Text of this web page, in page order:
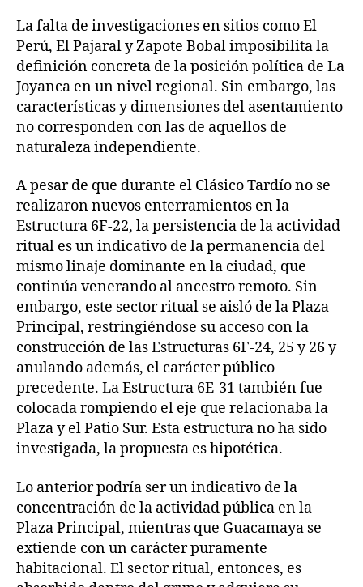
La falta de investigaciones en sitios como El
Perú, El Pajaral y Zapote Bobal imposibilita la
definición concreta de la posición política de La
Joyanca en un nivel regional. Sin embargo, las
características y dimensiones del asentamiento
no corresponden con las de aquellos de
naturaleza independiente.
A pesar de que durante el Clásico Tardío no se
realizaron nuevos enterramientos en la
Estructura 6F-22, la persistencia de la actividad
ritual es un indicativo de la permanencia del
mismo linaje dominante en la ciudad, que
continúa venerando al ancestro remoto. Sin
embargo, este sector ritual se aisló de la Plaza
Principal, restringiéndose su acceso con la
construcción de las Estructuras 6F-24, 25 y 26 y
anulando además, el carácter público
precedente. La Estructura 6E-31 también fue
colocada rompiendo el eje que relacionaba la
Plaza y el Patio Sur. Esta estructura no ha sido
investigada, la propuesta es hipotética.
Lo anterior podría ser un indicativo de la
concentración de la actividad pública en la
Plaza Principal, mientras que Guacamaya se
extiende con un carácter puramente
habitacional. El sector ritual, entonces, es